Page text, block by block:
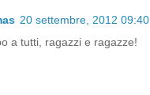
20 settembre, 2012 09:40
a tutti, ragazzi e ragazze!